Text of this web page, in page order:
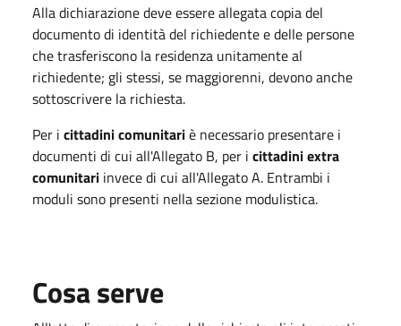
Alla dichiarazione deve essere allegata copia del
documento di identità del richiedente e delle persone
che trasferiscono la residenza unitamente al
richiedente; gli stessi, se maggiorenni, devono anche
sottoscrivere la richiesta.
Per i cittadini comunitariè necessario presentare i
documenti di cui all'Allegato B, per i cittadini extra
comunitari invece di cui all'Allegato A. Entrambi i
moduli sono presenti nella sezione modulistica.
Cosa serve